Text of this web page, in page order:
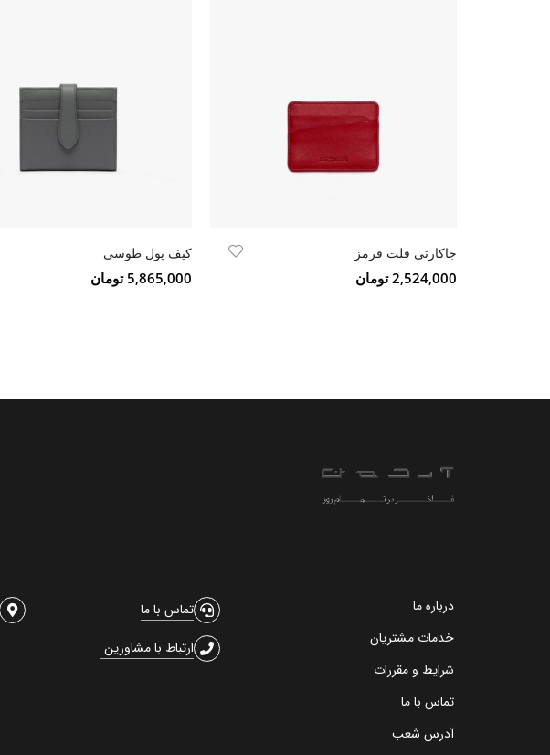
جاکارتی فلت قرمز
2,524,000 تومان
کیف پول طوسی
5,865,000 تومان
درباره ما
خدمات مشتریان
شرایط و مقررات
تماس با ما
آدرس شعب
تماس با ما
ارتباط با مشاورین